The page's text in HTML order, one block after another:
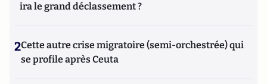
ira le grand déclassement ?
2Cette autre crise migratoire (semi-orchestrée) qui
se profile après Ceuta